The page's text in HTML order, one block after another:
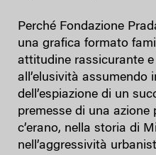
Perché Fondazione
una grafica formato
attitudine rassicurante
all’elusività assumendo
dell’espiazione di un
premesse di una
c’erano, nella storia di
nell’aggressività